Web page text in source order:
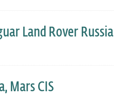
Land Rover Russia
Mars CIS